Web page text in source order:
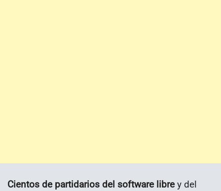
Cientos de partidarios del software librey del